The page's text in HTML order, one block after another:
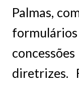
Palmas,
diretrizes.